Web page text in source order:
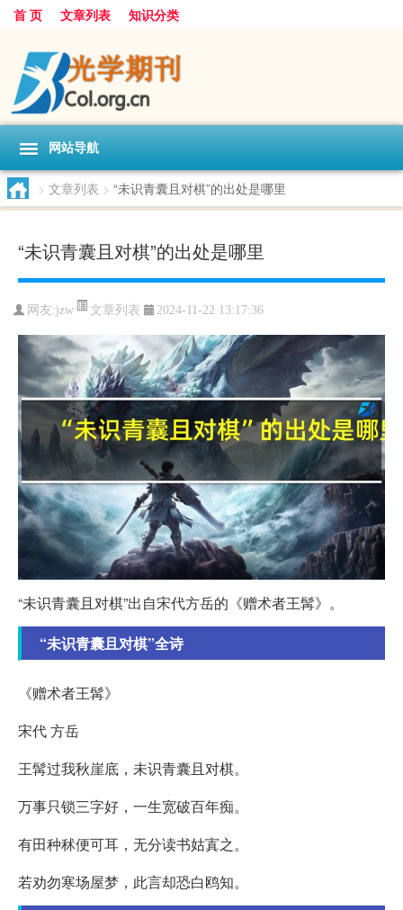
首 页 文章列表 知识分类
网站导航
> 文章列表 > “未识青囊且对棋”的出处是哪里
“未识青囊且对棋”的出处是哪里
网友:jzw 文章列表 2024-11-22 13:17:36
“未识青囊且对棋”出自宋代方岳的《赠术者王髯》。
“未识青囊且对棋”全诗
《赠术者王髯》
宋代 方岳
王髯过我秋崖底，未识青囊且对棋。
万事只锁三字好，一生宽破百年痴。
有田种秫便可耳，无分读书姑寘之。
若劝勿寒场屋梦，此言却恐白鸥知。